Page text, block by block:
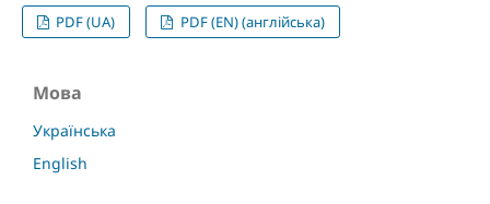
PDF (UA)
PDF (EN) (англійська)
Мова
Українська
English